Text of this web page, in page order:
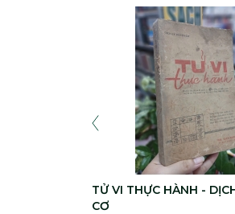
TỬ VI THỰC HÀNH -
CƠ